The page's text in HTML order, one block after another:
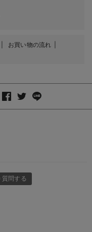
お買い物の流れ
質問する